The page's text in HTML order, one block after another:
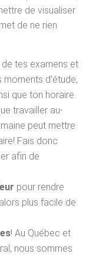
de visualiser
de ne rien
tes examens et
d’étude,
que ton horaire
travailler au-
peut mettre
Fais donc
afin de
pour rendre
plus facile de
! Au Québec et
nous sommes